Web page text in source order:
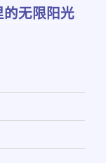
的无限阳光